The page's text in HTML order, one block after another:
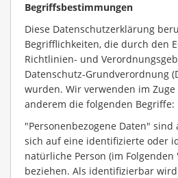
Begriffsbestimmungen
Diese Datenschutzerklärung
Begrifflichkeiten, die durch den
Richtlinien- und
Datenschutz-Grundverordnung
wurden. Wir verwenden im
anderem die folgenden Begriffe:
"Personenbezogene Daten"
sich auf eine identifizierte oder
natürliche Person (im
beziehen. Als identifizierbar